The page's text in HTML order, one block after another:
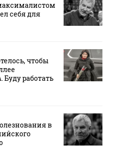
себя для
чтобы
работать
в